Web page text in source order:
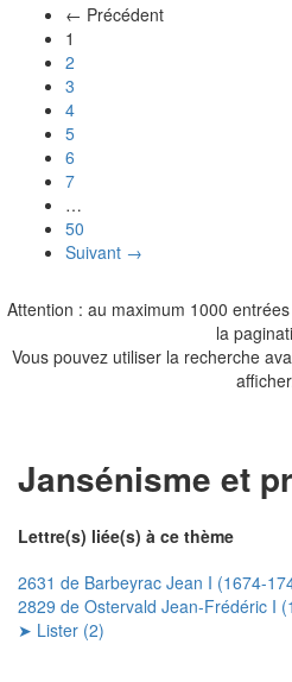
← Précédent
1
2
3
4
5
6
7
…
50
Suivant →
Attention : au maximum 1000
la
Vous pouvez utiliser la recherche
Jansénisme et
Lettre(s) liée(s) à ce thème
2631 de Barbeyrac Jean I (1674-
2829 de Ostervald Jean-Frédéric I
➤ Lister (2)